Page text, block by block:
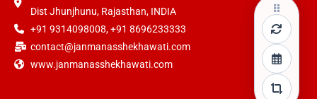
Dist Jhunjhunu, Rajasthan, INDIA
+91 9314098008, +91 8696233333
contact@janmanasshekhawati.com
www.janmanasshekhawati.com